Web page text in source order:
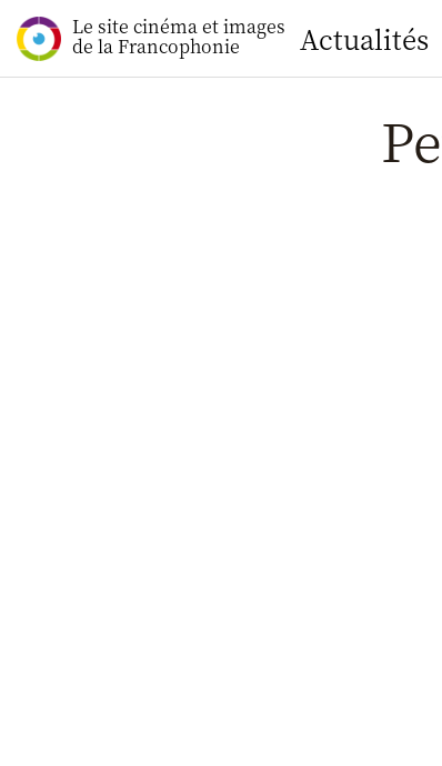
Le site cinéma et images
de la Francophonie Actualités